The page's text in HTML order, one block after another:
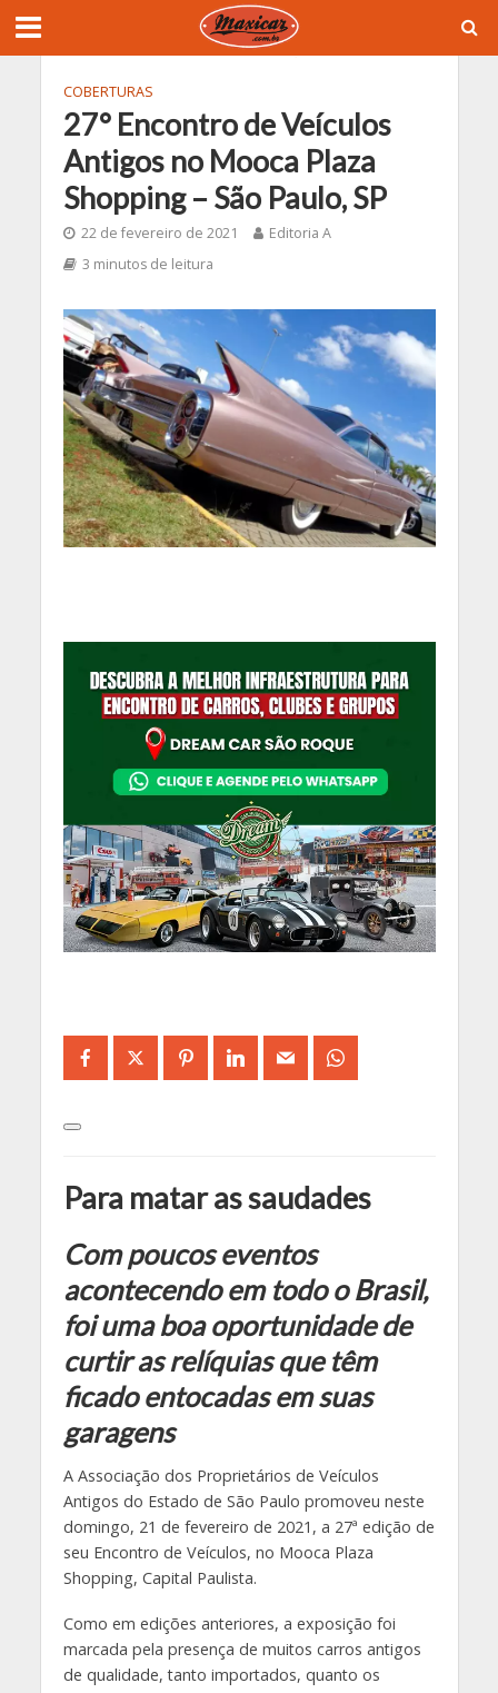
COBERTURAS
27° Encontro de Veículos
Antigos no Mooca Plaza
Shopping – São Paulo, SP
22 de fevereiro de 2021
Editoria A
3 minutos de leitura
Para matar as saudades
Com poucos eventos
acontecendo em todo o Brasil,
foi uma boa oportunidade de
curtir as relíquias que têm
ficado entocadas em suas
garagens
A Associação dos Proprietários de Veículos
Antigos do Estado de São Paulo promoveu neste
domingo, 21 de fevereiro de 2021, a 27ª edição de
seu Encontro de Veículos, no Mooca Plaza
Shopping, Capital Paulista.
Como em edições anteriores, a exposição foi
marcada pela presença de muitos carros antigos
de qualidade, tanto importados, quanto os